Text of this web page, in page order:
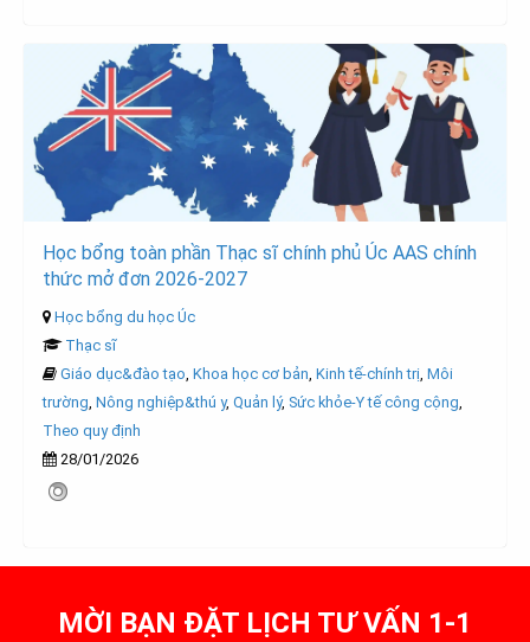
Học bổng toàn phần Thạc sĩ chính phủ Úc AAS chính
thức mở đơn 2026-2027
Học bổng du học Úc
Thạc sĩ
Giáo dục&đào tạo, Khoa học cơ bản, Kinh tế-chính trị, Môi
trường, Nông nghiệp&thú y, Quản lý, Sức khỏe-Y tế công cộng,
Theo quy định
28/01/2026
MỜI BẠN ĐẶT LỊCH TƯ VẤN 1-1